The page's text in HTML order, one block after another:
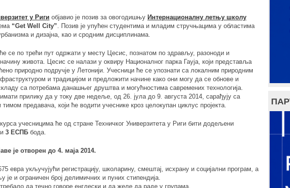
у Риги објавио је позив за овогодишњу Интернационалну летњу школу
“Get Well City”. Позив је упућен студентима и младим стручњацима у областима
и дизајна, као и сродним дисциплинама.
се по трећи пут одржати у месту Цесис, познатом по здрављу, разоноди и
живота. Цесис се налази у оквиру Националног парка Гауја, који представља
природно подручје у Летонији. Учесници ће се упознати са локалним природним
и традицијом и предложити начине како они могу да се обнове и
са потребама данашњег друштва и могућностима савремених технологија.
прилику да у току две недеље, од 26. јула до 9. августа 2014, сарађују са
предавача, који ће водити учеснике кроз целокупан циклус пројекта.
учесницима ће од стране Техничког Универзитета у Риги бити додељени
и 3 ЕСПБ бода.
је отворен до 4. маја 2014.
675 евра укључујући регистрацију, школарину, смештај, исхрану и социјални програм, а
је и ограничен број делимичних и пуних стипендија.
да течно говоре енглески и да желе да раде у групама.